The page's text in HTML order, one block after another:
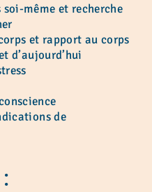
même et recherche
et rapport au corps
d’aujourd’hui
de
: